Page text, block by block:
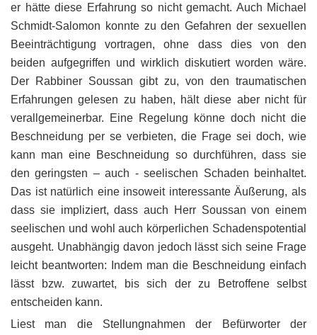
er hätte diese Erfahrung so nicht gemacht. Auch Michael
Schmidt-Salomon konnte zu den Gefahren der sexuellen
Beeinträchtigung vortragen, ohne dass dies von den
beiden aufgegriffen und wirklich diskutiert worden wäre.
Der Rabbiner Soussan gibt zu, von den traumatischen
Erfahrungen gelesen zu haben, hält diese aber nicht für
verallgemeinerbar. Eine Regelung könne doch nicht die
Beschneidung per se verbieten, die Frage sei doch, wie
kann man eine Beschneidung so durchführen, dass sie
den geringsten – auch - seelischen Schaden beinhaltet.
Das ist natürlich eine insoweit interessante Äußerung, als
dass sie impliziert, dass auch Herr Soussan von einem
seelischen und wohl auch körperlichen Schadenspotential
ausgeht. Unabhängig davon jedoch lässt sich seine Frage
leicht beantworten: Indem man die Beschneidung einfach
lässt bzw. zuwartet, bis sich der zu Betroffene selbst
entscheiden kann.
Liest man die Stellungnahmen der Befürworter der